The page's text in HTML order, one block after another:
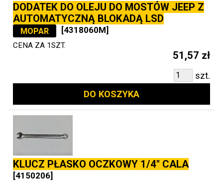
DODATEK DO OLEJU DO MOSTÓW JEEP Z
AUTOMATYCZNĄ BLOKADĄ LSD
MOPAR [4318060M]
CENA ZA 1SZT.
51,57 zł
szt.
DO KOSZYKA
KLUCZ PŁASKO OCZKOWY 1/4" CALA
[4150206]